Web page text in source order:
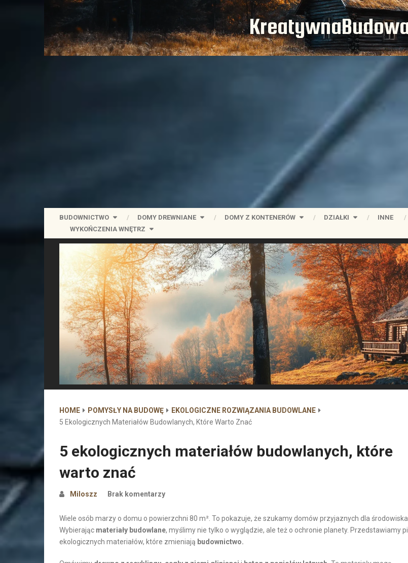
BUDOWNICTWO DOMY DREWNIANE DOMY Z KONTENERÓW DZIAŁKI INNE
WYKOŃCZENIA WNĘTRZ
HOME POMYSŁY NA BUDOWĘ
EKOLOGICZNE ROZWIĄZANIA BUDOWLANE
5 Ekologicznych Materiałów Budowlanych, Które Warto Znać
5 ekologicznych materiałów budowlanych, które
warto znać
Miloszz Brak komentarzy
Wiele osób marzy o domu o powierzchni 80 m². To pokazuje, że szukamy domów przyjaznych dla środowiska
Wybierając materiały budowlane, myślimy nie tylko o wyglądzie, ale też o ochronie planety. Przedstawiamy
ekologicznych materiałów, które zmieniają budownictwo.